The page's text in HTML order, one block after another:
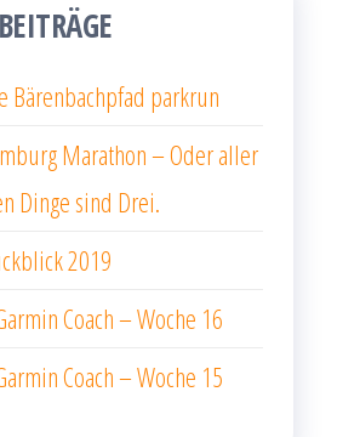
Bärenbachpfad parkrun
Marathon – Oder aller
Dinge sind Drei.
2019
Coach – Woche 16
Coach – Woche 15